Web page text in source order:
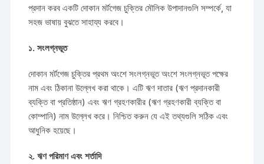
প্রদান করব একটি দোকান মর্টগেজ চুক্তির মৌলিক উপাদানগুলি সম্পর্কে, যা
সহজ ভাষায় বুঝতে সাহায্য করবে।
১. সংলগ্নভূত
দোকান মর্টগেজ চুক্তির প্রথম অংশে সংলগ্নভূত অংশে সংলগ্নভূত পক্ষের
নাম এবং ঠিকানা উল্লেখ করা থাকে। এটি ঋণ দাতার (ঋণ প্রদানকারী
ব্যক্তি বা প্রতিষ্ঠান) এবং ঋণ গ্রহণকারীর (ঋণ গ্রহণকারী ব্যক্তি বা
কোম্পানি) নাম উল্লেখ করে। নিশ্চিত করুন যে এই তথ্যগুলি সঠিক এবং
আধুনিক হয়েছে।
২. ঋণ পরিমাণ এবং শর্তাদি